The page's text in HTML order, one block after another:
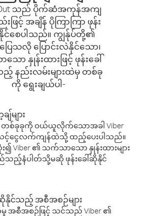
Out သည် ပိုက်ဆံအကုန်အကျ
ဖြင့် အချိန် ပိုကြာကြာ ဖုန်း
နိုင်စေပါသည်။ ကျွန်ုပ်တို့၏
ေသလို ပြောင်းလဲနိုင်သော၊
ာ နှုန်းထားဖြင့် ဖုန်းခေါ်
နည်းလမ်းများထဲမှ တစ်ခု
ကို ရွေးချယ်ပါ-
များ
စ်ခုခုကို ဝယ်ယူလိုက်သောအခါ Viber
င့်ငွေလက်ကျန်ထဲသို့ ထည့်ပေးပါသည်။
Viber ၏ သက်သာသော နှုန်းထားများ
မည်သည့်နံပါတ်သို့မဆို ဖုန်းခေါ်ဆိုနိုင်
ဆိုနိုင်သည့် အစီအစဉ်များ
မှု အစီအစဉ်ဖြင့် သင်သည် Viber ၏